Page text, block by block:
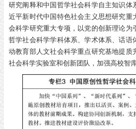
研究阐释和中国哲学社会科学自主知识体
近平新时代中国特色社会主义思想研究重
会科学研究重大专项，以党的创新理论为
哲学社会科学学科体系、学术体系、话语
动教育部人文社会科学重点研究基地提质
社会科学实验室和创新团队，加强高校智库